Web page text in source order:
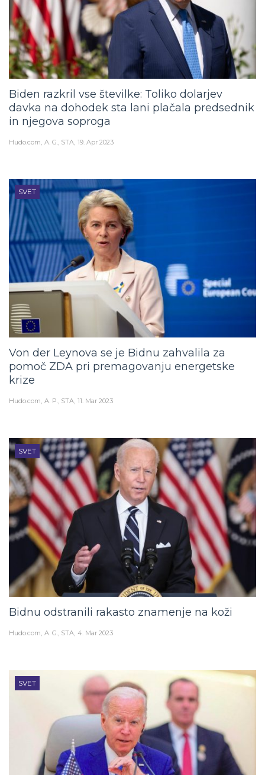
Biden razkril vse številke: Toliko dolarjev
davka na dohodek sta lani plačala predsednik
in njegova soproga
Hudo.com A. G., STA 19. Apr 2023
SVET
Von der Leynova se je Bidnu zahvalila za
pomoč ZDA pri premagovanju energetske
krize
Hudo.com A. P., STA 11. Mar 2023
SVET
Bidnu odstranili rakasto znamenje na koži
Hudo.com A. G., STA 4. Mar 2023
SVET